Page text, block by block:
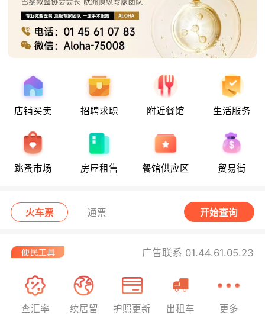
店铺买卖 招聘求职 附近餐馆 生活服务
跳蚤市场 房屋租售 餐馆供应区 贸易街
火车票 通票 开始查询
广告联系 01.44.61.05.23
查汇率 续居留 护照更新 出租车 更多